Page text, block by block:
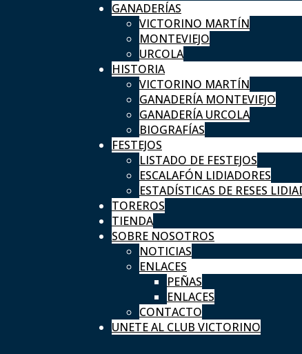
GANADERÍAS
VICTORINO MARTÍN
MONTEVIEJO
URCOLA
HISTORIA
VICTORINO MARTÍN
GANADERÍA MONTEVIEJO
GANADERÍA URCOLA
BIOGRAFÍAS
FESTEJOS
LISTADO DE FESTEJOS
ESCALAFÓN LIDIADORES
ESTADÍSTICAS DE RESES
TOREROS
TIENDA
SOBRE NOSOTROS
NOTICIAS
ENLACES
PEÑAS
ENLACES
CONTACTO
UNETE AL CLUB VICTORINO